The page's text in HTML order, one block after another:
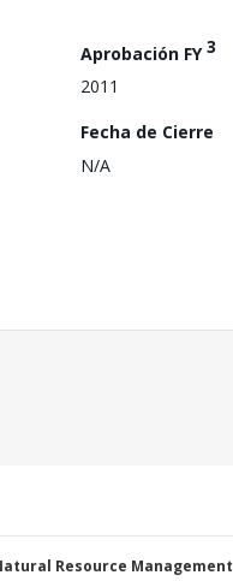
Aprobación FY3
2011
Fecha de Cierre
N/A
Resource Management